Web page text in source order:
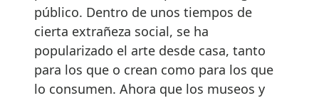
público. Dentro de unos tiempos de
cierta extrañeza social, se ha
popularizado el arte desde casa, tanto
para los que o crean como para los que
lo consumen. Ahora que los museos y